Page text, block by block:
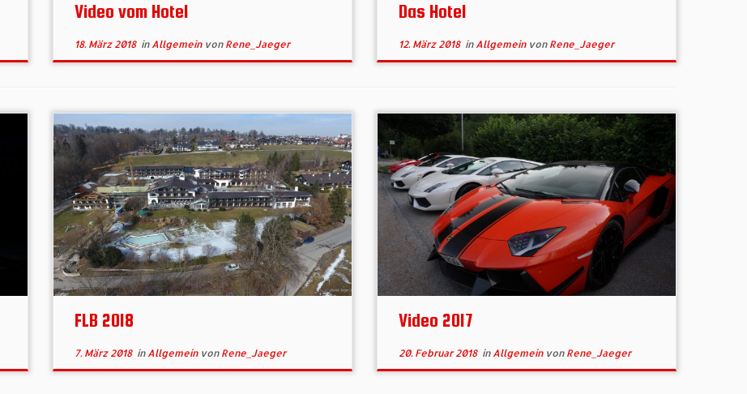
Video vom Hotel
18. März 2018in Allgemein von Rene_Jaeger
Das Hotel
12. März 2018in Allgemein von Rene_Jaeger
FLB 2018
7. März 2018in Allgemein von Rene_Jaeger
Video 2017
20. Februar 2018in Allgemein von Rene_Jaeger